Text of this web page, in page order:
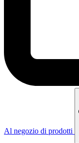
Al negozio di prodotti